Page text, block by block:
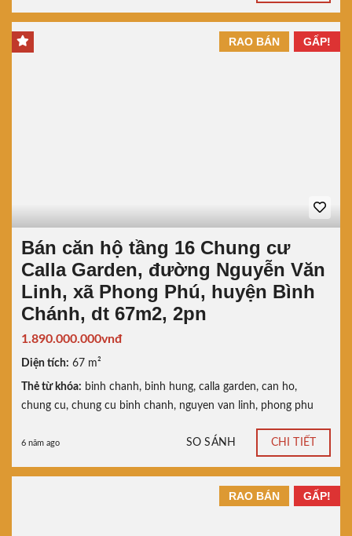
GẤP!
RAO BÁN
Bán căn hộ tầng 16 Chung cư
Calla Garden, đường Nguyễn Văn
Linh, xã Phong Phú, huyện Bình
Chánh, dt 67m2, 2pn
1.890.000.000vnđ
Diện tích: 67 m²
Thẻ từ khóa: binh chanh, binh hung, calla garden, can ho,
chung cu, chung cu binh chanh, nguyen van linh, phong phu
6 năm ago SO SÁNH CHI TIẾT
GẤP!
RAO BÁN